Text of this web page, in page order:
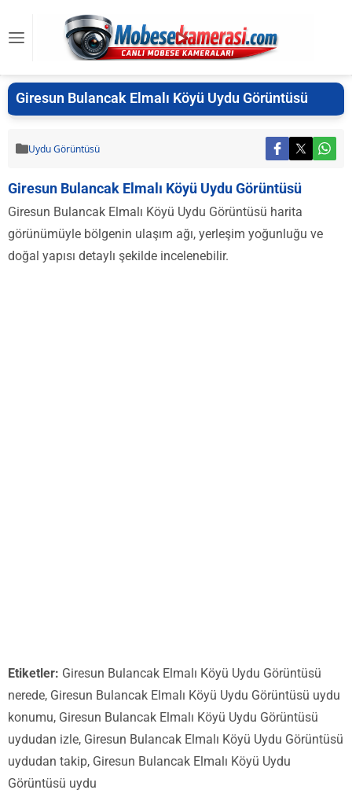
Giresun Bulancak Elmalı Köyü Uydu Görüntüsü
Uydu Görüntüsü
Giresun Bulancak Elmalı Köyü Uydu Görüntüsü
Giresun Bulancak Elmalı Köyü Uydu Görüntüsü harita
görünümüyle bölgenin ulaşım ağı, yerleşim yoğunluğu ve
doğal yapısı detaylı şekilde incelenebilir.
Etiketler: Giresun Bulancak Elmalı Köyü Uydu Görüntüsü
nerede, Giresun Bulancak Elmalı Köyü Uydu Görüntüsü uydu
konumu, Giresun Bulancak Elmalı Köyü Uydu Görüntüsü
uydudan izle, Giresun Bulancak Elmalı Köyü Uydu Görüntüsü
uydudan takip, Giresun Bulancak Elmalı Köyü Uydu
Görüntüsü uydu